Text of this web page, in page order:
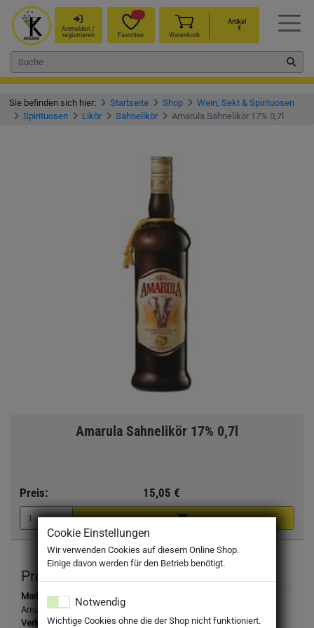
Anmelden /
registrieren
Favoriten Warenkorb
Artikel
€
Sie befinden sich hier: Startseite Shop
Wein, Sekt & Spirituosen
Spirituosen
Likör Sahnelikör Amarula Sahnelikör 17% 0,7l
Amarula Sahnelikör 17% 0,7l
Preis: 15,05 €
Produktbeschreibung
Marke:
Amarula
Verkehrsbezeichnung:
Cookie Einstellungen
Wir verwenden Cookies auf diesem Online Shop.
Einige davon werden für den Betrieb benötigt.
Notwendig
Wichtige Cookies ohne die der Shop nicht funktioniert.